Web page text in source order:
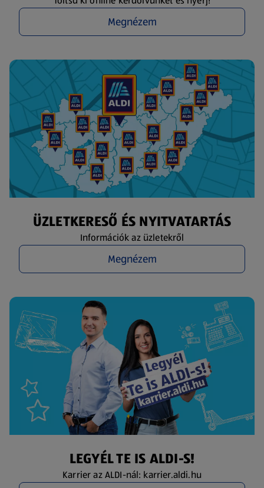
Megnézem
ÜZLETKERESŐ ÉS NYITVATARTÁS
Információk az üzletekről
Megnézem
LEGYÉL TE IS ALDI-S!
Karrier az ALDI-nál: karrier.aldi.hu